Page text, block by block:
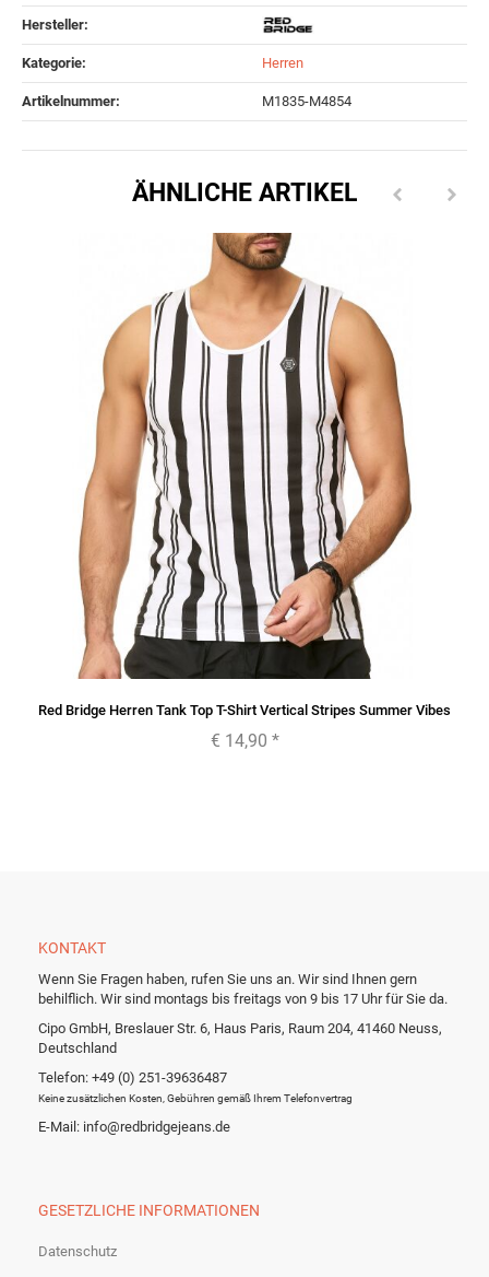
Hersteller:
Kategorie: Herren
Artikelnummer: M1835-M4854
ÄHNLICHE ARTIKEL
Red Bridge Herren Tank Top T-Shirt Vertical Stripes Summer Vibes
€ 14,90 *
KONTAKT
Wenn Sie Fragen haben, rufen Sie uns an. Wir sind Ihnen gern
behilflich. Wir sind montags bis freitags von 9 bis 17 Uhr für Sie da.
Cipo GmbH, Breslauer Str. 6, Haus Paris, Raum 204, 41460 Neuss,
Deutschland
Telefon: +49 (0) 251-39636487
Keine zusätzlichen Kosten, Gebühren gemäß Ihrem Telefonvertrag
E-Mail: info@redbridgejeans.de
GESETZLICHE INFORMATIONEN
Datenschutz